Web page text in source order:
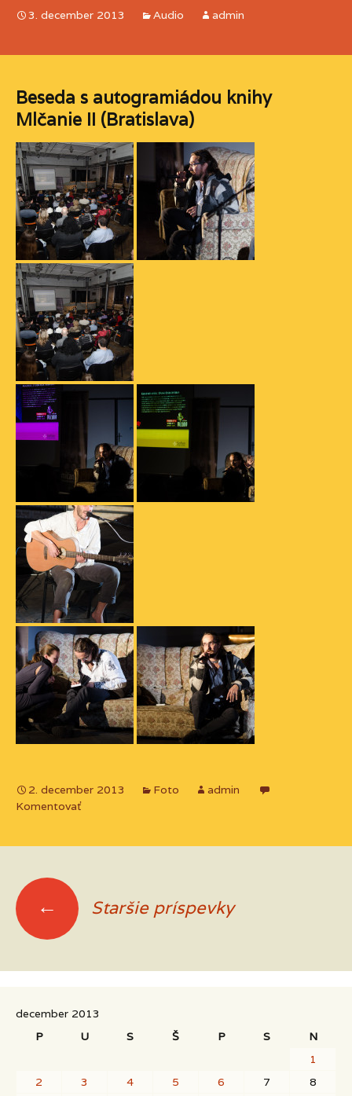
3. december 2013 Audio admin
Beseda s autogramiádou knihy
Mlčanie II (Bratislava)
2. december 2013 Foto
admin
Komentovať
Navigácia
príspevkov
← Staršie príspevky
december 2013
P
U S Š P S N
1
2
3 4 5 6 7
8